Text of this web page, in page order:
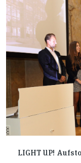
LIGHT UP!